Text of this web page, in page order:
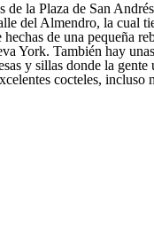
la Plaza de San
del Almendro, la cual
de una pequeña
York. También hay
y sillas donde la
cocteles,